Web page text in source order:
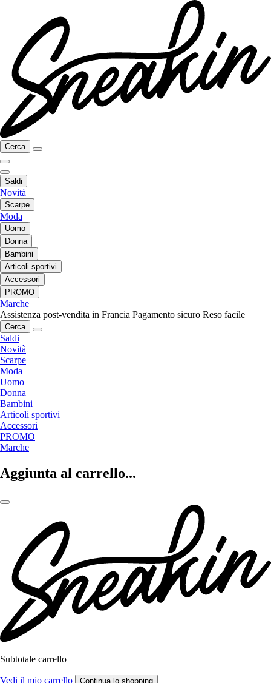
Cerca
Saldi
Novità
Scarpe
Moda
Uomo
Donna
Bambini
Articoli sportivi
Accessori
PROMO
Marche
Assistenza post-vendita in Francia Pagamento sicuro Reso facile
Cerca
Saldi
Novità
Scarpe
Moda
Uomo
Donna
Bambini
Articoli sportivi
Accessori
PROMO
Marche
Aggiunta al carrello...
Subtotale carrello
Vedi il mio carrello Continua lo shopping